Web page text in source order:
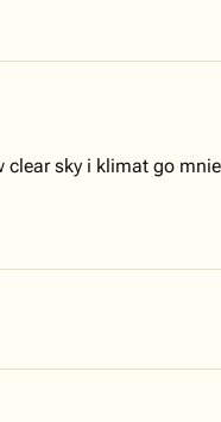
clear sky i klimat go